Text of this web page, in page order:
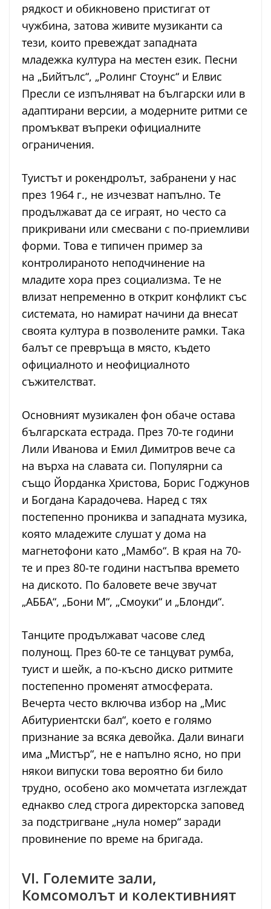
рядкост и обикновено пристигат от
чужбина, затова живите музиканти са
тези, които превеждат западната
младежка култура на местен език. Песни
на „Бийтълс“, „Ролинг Стоунс“ и Елвис
Пресли се изпълняват на български или в
адаптирани версии, а модерните ритми се
промъкват въпреки официалните
ограничения.
Туистът и рокендролът, забранени у нас
през 1964 г., не изчезват напълно. Те
продължават да се играят, но често са
прикривани или смесвани с по-приемливи
форми. Това е типичен пример за
контролираното неподчинение на
младите хора през социализма. Те не
влизат непременно в открит конфликт със
системата, но намират начини да внесат
своята култура в позволените рамки. Така
балът се превръща в място, където
официалното и неофициалното
съжителстват.
Основният музикален фон обаче остава
българската естрада. През 70-те години
Лили Иванова и Емил Димитров вече са
на върха на славата си. Популярни са
също Йорданка Христова, Борис Годжунов
и Богдана Карадочева. Наред с тях
постепенно прониква и западната музика,
която младежите слушат у дома на
магнетофони като „Мамбо“. В края на 70-
те и през 80-те години настъпва времето
на диското. По баловете вече звучат
„АББА“, „Бони М“, „Смоуки“ и „Блонди“.
Танците продължават часове след
полунощ. През 60-те се танцуват румба,
туист и шейк, а по-късно диско ритмите
постепенно променят атмосферата.
Вечерта често включва избор на „Мис
Абитуриентски бал“, което е голямо
признание за всяка девойка. Дали винаги
има „Мистър“, не е напълно ясно, но при
някои випуски това вероятно би било
трудно, особено ако момчетата изглеждат
еднакво след строга директорска заповед
за подстригване „нула номер“ заради
провинение по време на бригада.
VI. Големите зали,
Комсомолът и колективният